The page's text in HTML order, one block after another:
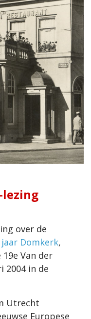
lezing
over de
jaar Domkerk,
19e Van der
2004 in de
Utrecht
Europese